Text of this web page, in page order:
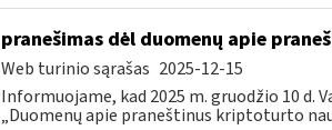
pranešimas dėl duomenų apie
Web turinio sąrašas 2025-12-15
Informuojame, kad 2025 m. gruodžio 10 d.
„Duomenų apie praneštinus kriptoturto